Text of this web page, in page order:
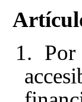
1.